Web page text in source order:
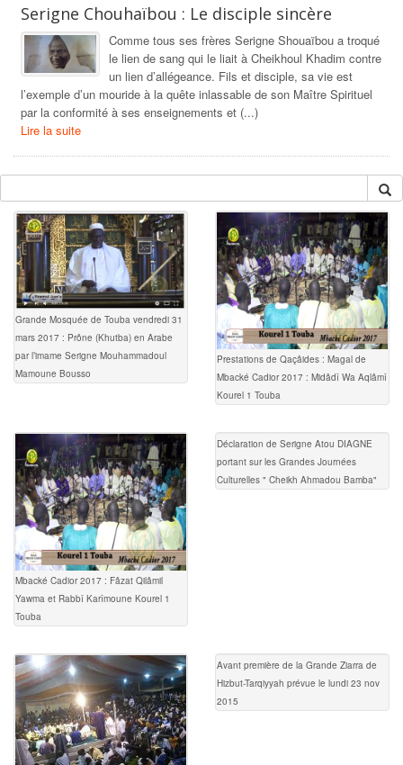
Serigne Chouhaïbou : Le disciple sincère
Comme tous ses frères Serigne Shouaïbou a troqué
le lien de sang qui le liait à Cheikhoul Khadim contre
un lien d’allégeance. Fils et disciple, sa vie est
l’exemple d’un mouride à la quête inlassable de son Maître Spirituel
par la conformité à ses enseignements et (...)
Lire la suite
Grande Mosquée de Touba vendredi 31
mars 2017 : Prône (Khutba) en Arabe
par l’imame Serigne Mouhammadoul
Mamoune Bousso
Prestations de Qaçâides : Magal de
Mbacké Cadior 2017 : Midâdî Wa Aqlâmî
Kourel 1 Touba
Mbacké Cadior 2017 : Fâzat Qilâmil
Yawma et Rabbî Karîmoune Kourel 1
Touba
Déclaration de Serigne Atou DIAGNE
portant sur les Grandes Journées
Culturelles " Cheikh Ahmadou Bamba"
Avant première de la Grande Ziarra de
Hizbut-Tarqiyyah prévue le lundi 23 nov
2015